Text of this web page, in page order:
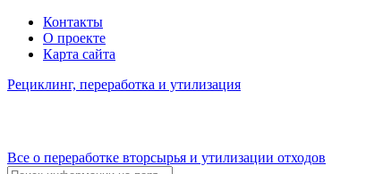
Контакты
О проекте
Карта сайта
Рециклинг, переработка и утилизация
Все о переработке вторсырья и утилизации отходов